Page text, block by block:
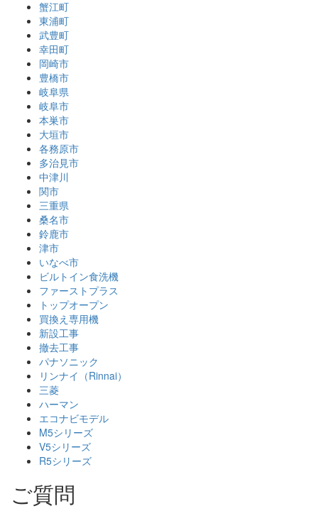
蟹江町
東浦町
武豊町
幸田町
岡崎市
豊橋市
岐阜県
岐阜市
本巣市
大垣市
各務原市
多治見市
中津川
関市
三重県
桑名市
鈴鹿市
津市
いなべ市
ビルトイン食洗機
ファーストプラス
トップオープン
買換え専用機
新設工事
撤去工事
パナソニック
リンナイ（Rinnai）
三菱
ハーマン
エコナビモデル
M5シリーズ
V5シリーズ
R5シリーズ
ご質問